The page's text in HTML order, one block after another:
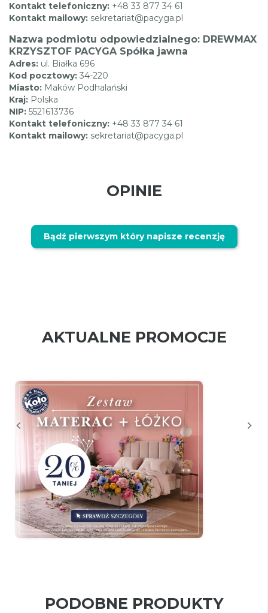
Kontakt telefoniczny: +48 33 877 34 61
Kontakt mailowy: sekretariat@pacyga.pl
Nazwa podmiotu odpowiedzialnego: DREWMAX
KRZYSZTOF PACYGA Spółka jawna
Adres: ul. Białka 696
Kod pocztowy: 34-220
Miasto: Maków Podhalański
Kraj: Polska
NIP: 5521613736
Kontakt telefoniczny: +48 33 877 34 61
Kontakt mailowy: sekretariat@pacyga.pl
OPINIE
Bądź pierwszym który napisze recenzję
AKTUALNE PROMOCJE
PODOBNE PRODUKTY